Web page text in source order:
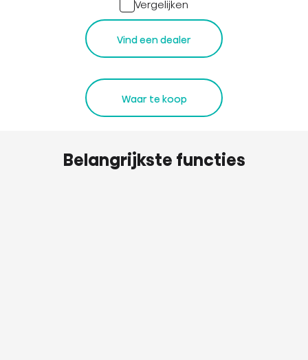
Vergelijken
Vind een dealer
Waar te koop
Belangrijkste functies